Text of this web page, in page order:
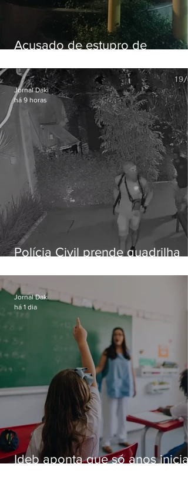
Acusado de estupro de
Polícia Civil prende quadrilha
residências de luxo no Rio
Jornal Daki
há 9 horas
Ideb aponta que só anos
Jornal Daki
há 1 dia